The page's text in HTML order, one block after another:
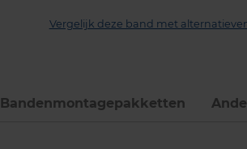
Vergelijk deze band met
Bandenmontage­pakketten